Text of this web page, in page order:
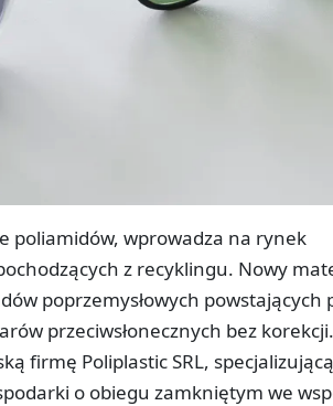
poliamidów, wprowadza na rynek
z recyklingu. Nowy
poprzemysłowych powstających
przeciwsłonecznych bez
firmę Poliplastic SRL,
o obiegu zamkniętym we